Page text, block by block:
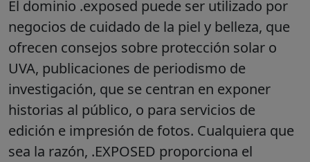
El dominio .exposed puede ser utilizado por
negocios de cuidado de la piel y belleza, que
ofrecen consejos sobre protección solar o
UVA, publicaciones de periodismo de
investigación, que se centran en exponer
historias al público, o para servicios de
edición e impresión de fotos. Cualquiera que
sea la razón, .EXPOSED proporciona el